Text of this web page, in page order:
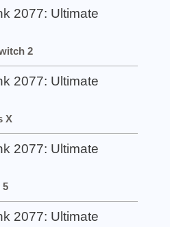
2077: Ultimate
2
2077: Ultimate
X
2077: Ultimate
5
2077: Ultimate